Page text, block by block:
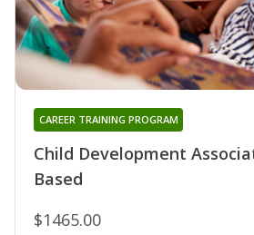
Child Development
Based
CAREER TRAINING PROGRAM
$1465.00